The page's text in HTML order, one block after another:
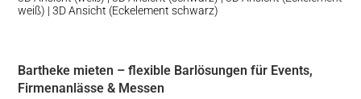
weiß) |3D Ansicht (Eckelement schwarz)
Bartheke mieten – flexible Barlösungen für Events,
Firmenanlässe & Messen